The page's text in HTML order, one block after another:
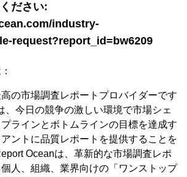
ださい:
industry-
request?report_id=bw6209
の市場調査レポートプロバイダーです
、今日の競争の激しい環境で市場シェ
ラインとボトムラインの目標を達成す
ントに品質レポートを提供することを
Oceanは、革新的な市場調査レポ
人、組織、業界向けの「ワンストップ